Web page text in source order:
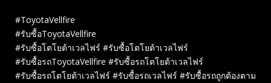
#ToyotaVellfire
#รับซื้อToyotaVellfire
#รับซื้อโตโยต้าเวลไฟร์ #รับซื้อโตโยต้าเวลไฟร์
#รับซื้อรถToyotaVellfire #รับซื้อรถโตโยต้าเวลไฟร์
#รับซื้อรถโตโยต้าเวลไฟร์ #รับซื้อรถเวลไฟร์ #รับซื้อรถถูกต้องตาม